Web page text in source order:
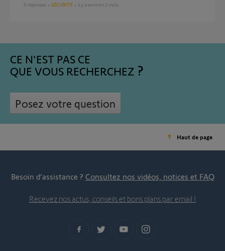
6 réponses SÉCURITÉ il y a environ 2 mois
CE N'EST PAS CE
QUE VOUS RECHERCHEZ
Posez votre question
Haut de page
Besoin d’assistance ? Consultez nos vidéos, notices et FAQ
Recevez nos actus, conseils et bons plans par email !